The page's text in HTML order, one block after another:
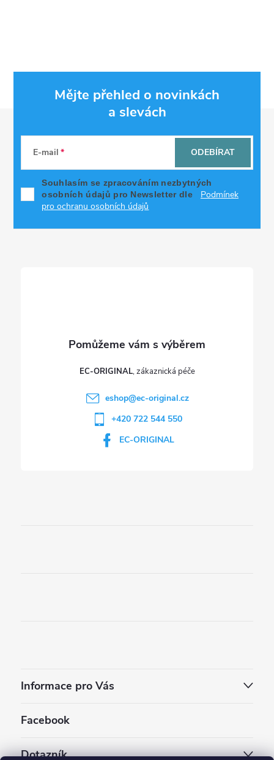
Mějte přehled o novinkách
a slevách
E-mail
Souhlasím se zpracováním nezbytných
osobních údajů pro Newsletter dle
Podmínek
pro ochranu osobních údajů
ODEBÍRAT
EC-ORIGINAL
eshop@ec-original.cz
+420 722 544 550
EC-ORIGINAL
Informace pro Vás
Facebook
Dotazník